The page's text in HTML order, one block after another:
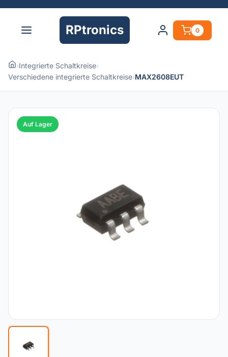
RPtronics 0
›Integrierte Schaltkreise›
Verschiedene integrierte Schaltkreise›MAX2608EUT
Auf Lager